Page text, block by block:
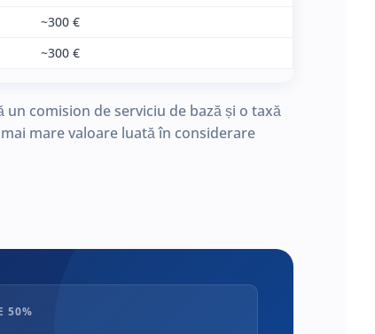
~300 €
~300 €
comision de serviciu de bază și o taxă
mare valoare luată în considerare
50%